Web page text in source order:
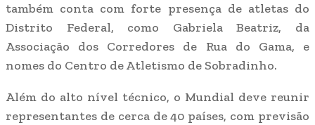
também conta com forte presença de atletas do
Distrito Federal, como Gabriela Beatriz, da
Associação dos Corredores de Rua do Gama, e
nomes do Centro de Atletismo de Sobradinho.
Além do alto nível técnico, o Mundial deve reunir
representantes de cerca de 40 países, com previsão